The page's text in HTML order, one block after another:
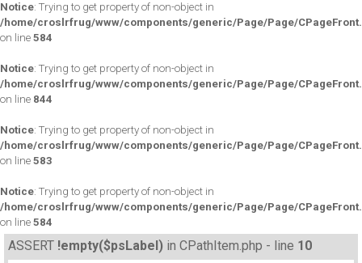
Notice: Trying to get property of non-object in
/home/croslrfrug/www/components/generic/Page/Page/
on line 584
Notice: Trying to get property of non-object in
/home/croslrfrug/www/components/generic/Page/Page/
on line 844
Notice: Trying to get property of non-object in
/home/croslrfrug/www/components/generic/Page/Page/
on line 583
Notice: Trying to get property of non-object in
/home/croslrfrug/www/components/generic/Page/Page/
on line 584
ASSERT !empty($psLabel) in CPathItem.php - line 10